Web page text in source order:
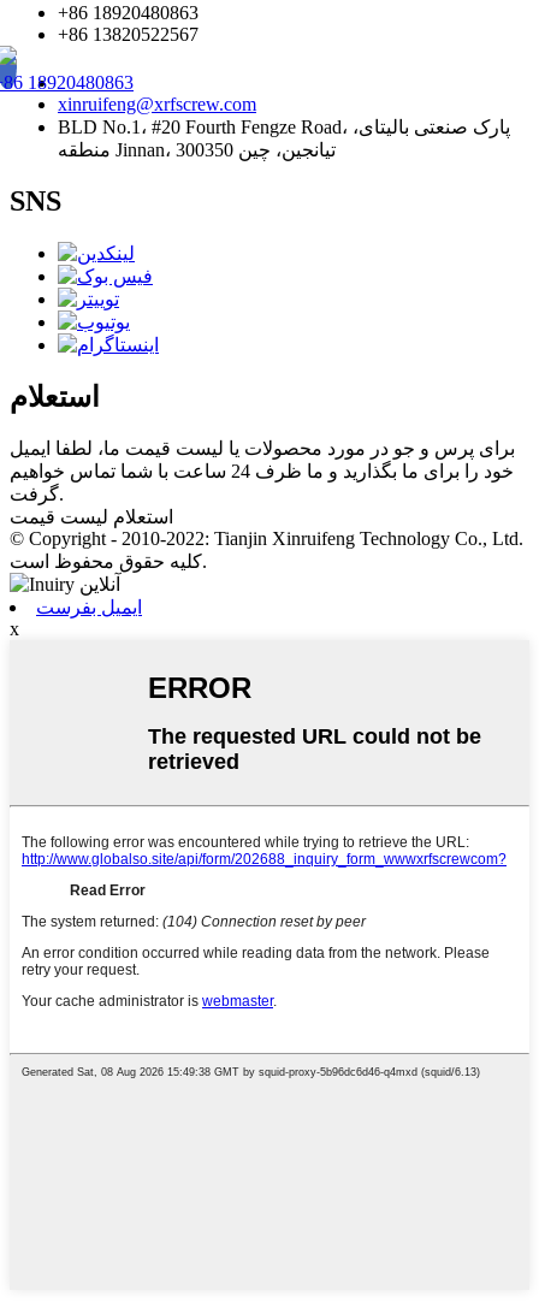
+86 18920480863
+86 13820522567
18920480863
xinruifeng@xrfscrew.com
BLD No.1، #20 Fourth Fengze Road، پارک صنعتی بالیتای،
منطقه Jinnan، تیانجین، چین 300350
SNS
استعلام
برای پرس و جو در مورد محصولات یا لیست قیمت ما، لطفا ایمیل
خود را برای ما بگذارید و ما ظرف 24 ساعت با شما تماس خواهیم
گرفت.
استعلام لیست قیمت
© Copyright - 2010-2022: Tianjin Xinruifeng Technology Co., Ltd.
کلیه حقوق محفوظ است.
ایمیل بفرست
x